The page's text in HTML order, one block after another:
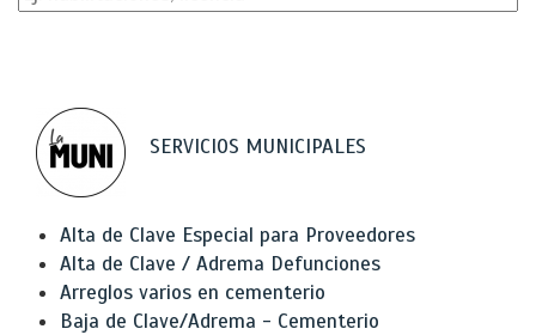
SERVICIOS MUNICIPALES
Alta de Clave Especial para Proveedores
Alta de Clave / Adrema Defunciones
Arreglos varios en cementerio
Baja de Clave/Adrema - Cementerio